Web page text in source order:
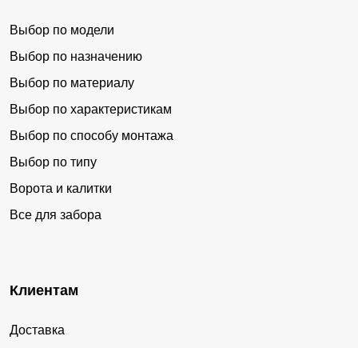
Выбор по модели
Выбор по назначению
Выбор по материалу
Выбор по характеристикам
Выбор по способу монтажа
Выбор по типу
Ворота и калитки
Все для забора
Клиентам
Доставка